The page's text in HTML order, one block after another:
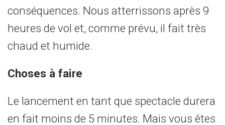
conséquences. Nous atterrissons après 9
heures de vol et, comme prévu, il fait très
chaud et humide.
Choses à faire
Le lancement en tant que spectacle durera
en fait moins de 5 minutes. Mais vous êtes